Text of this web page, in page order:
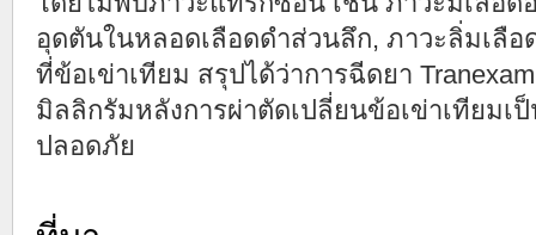
อุดตันในหลอดเลือดดำส่วนลึก, ภาวะลิ่มเลื
ที่ข้อเข่าเทียม สรุปได้ว่าการฉีดยา
มิลลิกรัมหลังการผ่าตัดเปลี่ยนข้อเข่าเทียม
ปลอดภัย